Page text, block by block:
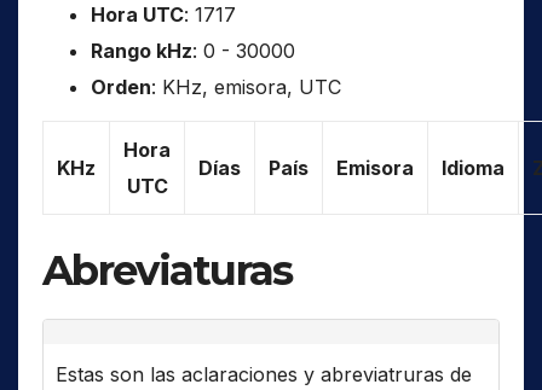
Hora UTC: 1717
Rango kHz: 0 - 30000
Orden: KHz, emisora, UTC
KHz
Hora
UTC
Días País Emisora Idioma
Abreviaturas
Estas son las aclaraciones y abreviatruras de